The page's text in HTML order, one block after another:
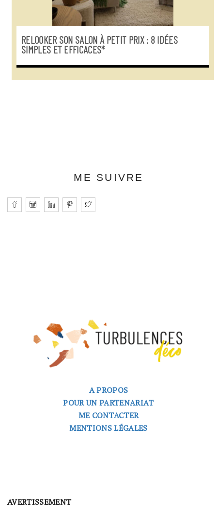
RELOOKER SON SALON À PETIT PRIX : 8 IDÉES
SIMPLES ET EFFICACES*
ME SUIVRE
A PROPOS
POUR UN PARTENARIAT
ME CONTACTER
MENTIONS LÉGALES
AVERTISSEMENT